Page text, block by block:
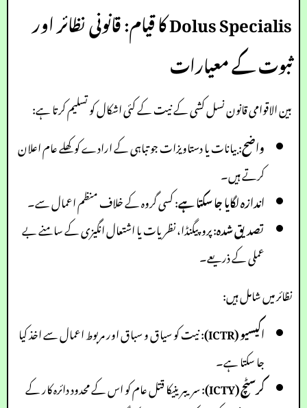
Dolus Specialis کا قیام: قانونی نظائر اور
ثبوت کے معیارات
بین الاقوامی قانون نسل کشی کے نیت کے کئی اشکال کو تسلیم کرتا ہے:
واضح: بیانات یا دستاویزات جو تباہی کے ارادے کو کھلے عام اعلان
کرتے ہیں۔
اندازہ لگایا جا سکتا ہے: کسی گروہ کے خلاف منظم اعمال سے۔
تصدیق شدہ: پروپیگنڈا، نظریات یا اشتعال انگیزی کے سامنے بے
عملی کے ذریعے۔
نظائر میں شامل ہیں:
اکیسیو (ICTR)
: نیت کو سیاق و سباق اور مربوط اعمال سے اخذ کیا
جا سکتا ہے۔
کرسٹچ (ICTY)
: سریبرینیکا قتل عام کو اس کے محدود دائرہ کار کے